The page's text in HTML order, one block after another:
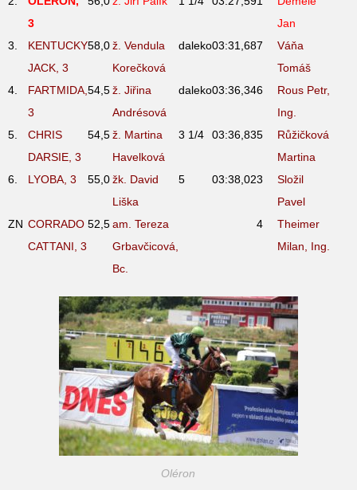
3
Jan
3.
KENTUCKY
JACK, 3
58,0ž. Vendula
Korečková
daleko03:31,687
Váňa
Tomáš
4.
FARTMIDA,
3
54,5ž. Jiřina
Andrésová
daleko03:36,346
Rous Petr,
Ing.
5.
CHRIS
DARSIE, 3
54,5ž. Martina
Havelková
3 1/4 03:36,835
Růžičková
Martina
6.
LYOBA, 3 55,0žk. David
Liška
5 03:38,023
Složil
Pavel
ZN CORRADO
CATTANI, 3
52,5am. Tereza
Grbavčicová,
Bc.
4
Theimer
Milan, Ing.
Oléron